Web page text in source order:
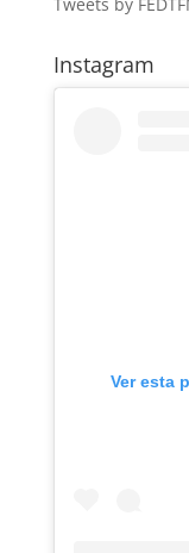
Instagram
Ver esta